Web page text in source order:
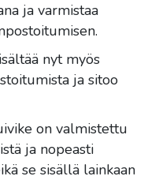
ja varmistaa
nyt myös
ja sitoo
on valmistettu
ja nopeasti
se sisällä lainkaan